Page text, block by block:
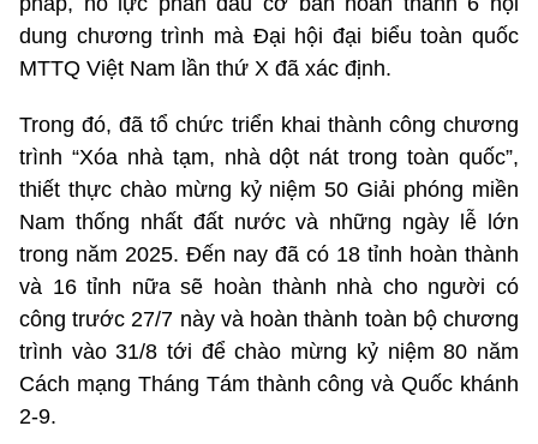
dung chương trình mà Đại hội đại biểu toàn quốc
MTTQ Việt Nam lần thứ X đã xác định.
Trong đó, đã tổ chức triển khai thành công chương
trình “Xóa nhà tạm, nhà dột nát trong toàn quốc”,
thiết thực chào mừng kỷ niệm 50 Giải phóng miền
Nam thống nhất đất nước và những ngày lễ lớn
trong năm 2025. Đến nay đã có 18 tỉnh hoàn thành
và 16 tỉnh nữa sẽ hoàn thành nhà cho người có
công trước 27/7 này và hoàn thành toàn bộ chương
trình vào 31/8 tới để chào mừng kỷ niệm 80 năm
Cách mạng Tháng Tám thành công và Quốc khánh
2-9.